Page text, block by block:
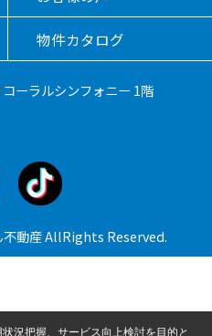
物件カタログ
ーラルシンフォニー 1階
動産 AllRights Reserved.
況把握、サービス向上検討を目的と